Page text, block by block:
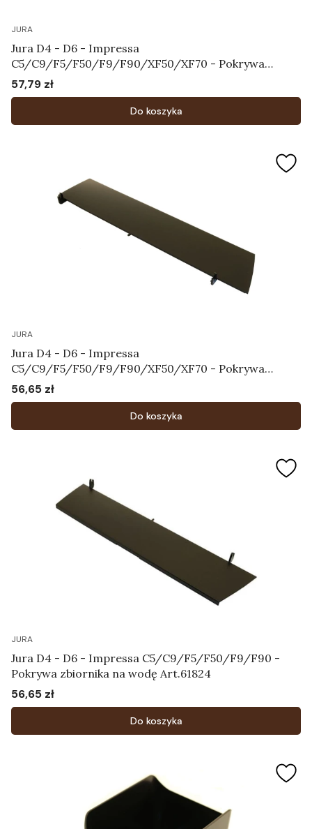
JURA
Jura D4 - D6 - Impressa
C5/C9/F5/F50/F9/F90/XF50/XF70 - Pokrywa
chroniąca aromat Art.64115
Cena
57,79 zł
Do koszyka
JURA
Jura D4 - D6 - Impressa
C5/C9/F5/F50/F9/F90/XF50/XF70 - Pokrywa
zbiornika na ziarna kawy Art.61827
Cena
56,65 zł
Do koszyka
JURA
Jura D4 - D6 - Impressa C5/C9/F5/F50/F9/F90 -
Pokrywa zbiornika na wodę Art.61824
Cena
56,65 zł
Do koszyka